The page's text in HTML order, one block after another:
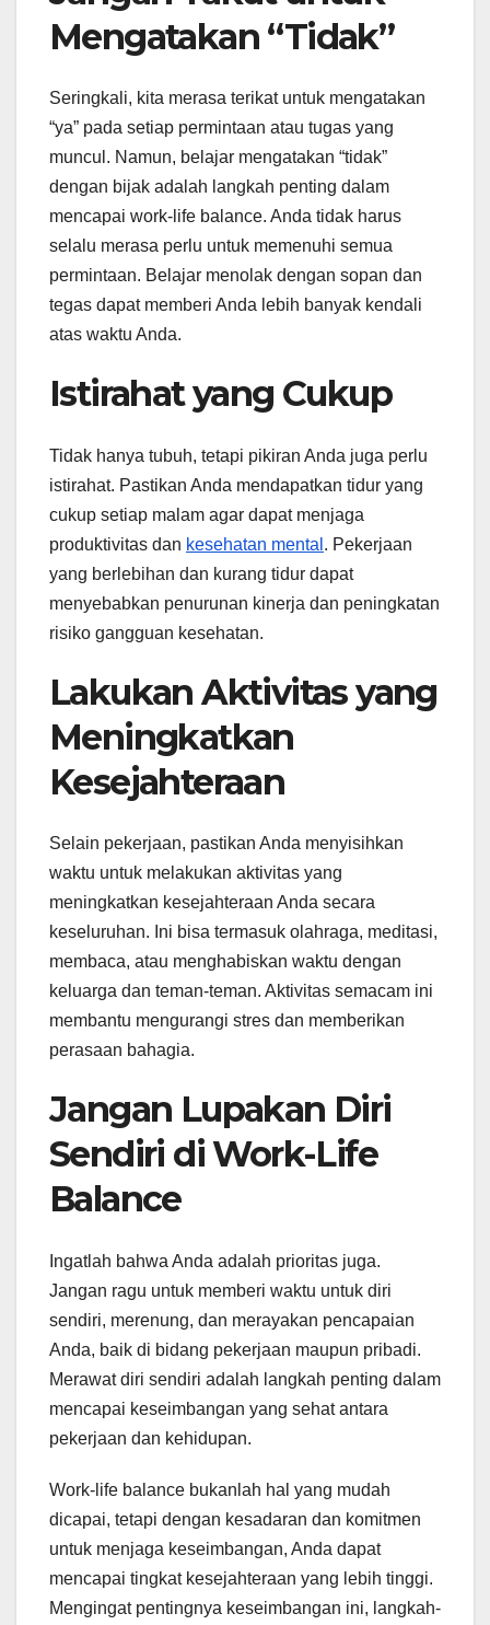
Mengatakan “Tidak”
Seringkali, kita merasa terikat untuk mengatakan
“ya” pada setiap permintaan atau tugas yang
muncul. Namun, belajar mengatakan “tidak”
dengan bijak adalah langkah penting dalam
mencapai work-life balance. Anda tidak harus
selalu merasa perlu untuk memenuhi semua
permintaan. Belajar menolak dengan sopan dan
tegas dapat memberi Anda lebih banyak kendali
atas waktu Anda.
Istirahat yang Cukup
Tidak hanya tubuh, tetapi pikiran Anda juga perlu
istirahat. Pastikan Anda mendapatkan tidur yang
cukup setiap malam agar dapat menjaga
produktivitas dan kesehatan mental . Pekerjaan
yang berlebihan dan kurang tidur dapat
menyebabkan penurunan kinerja dan peningkatan
risiko gangguan kesehatan.
Lakukan Aktivitas yang
Meningkatkan
Kesejahteraan
Selain pekerjaan, pastikan Anda menyisihkan
waktu untuk melakukan aktivitas yang
meningkatkan kesejahteraan Anda secara
keseluruhan. Ini bisa termasuk olahraga, meditasi,
membaca, atau menghabiskan waktu dengan
keluarga dan teman-teman. Aktivitas semacam ini
membantu mengurangi stres dan memberikan
perasaan bahagia.
Jangan Lupakan Diri
Sendiri di Work-Life
Balance
Ingatlah bahwa Anda adalah prioritas juga.
Jangan ragu untuk memberi waktu untuk diri
sendiri, merenung, dan merayakan pencapaian
Anda, baik di bidang pekerjaan maupun pribadi.
Merawat diri sendiri adalah langkah penting dalam
mencapai keseimbangan yang sehat antara
pekerjaan dan kehidupan.
Work-life balance bukanlah hal yang mudah
dicapai, tetapi dengan kesadaran dan komitmen
untuk menjaga keseimbangan, Anda dapat
mencapai tingkat kesejahteraan yang lebih tinggi.
Mengingat pentingnya keseimbangan ini, langkah-